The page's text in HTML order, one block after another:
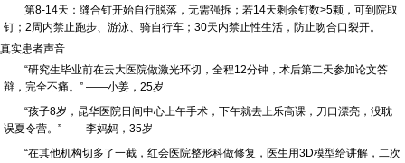
第8-14天： 缝合钉开始自行脱落，无需强拆；若14天剩余钉数>5颗，可到院取
钉；2周内禁止跑步、游泳、骑自行车；30天内禁止性生活，防止吻合口裂开。
真实患者声音
“研究生毕业前在云大医院做激光环切，全程12分钟，术后第二天参加论文答
辩，完全不痛。” ——小姜，25岁
“孩子8岁，昆华医院日间中心上午手术，下午就去上乐高课，刀口漂亮，没耽
误夏令营。” ——李妈妈，35岁
“在其他机构切多了一截，红会医院整形科做修复，医生用3D模型给讲解，二次